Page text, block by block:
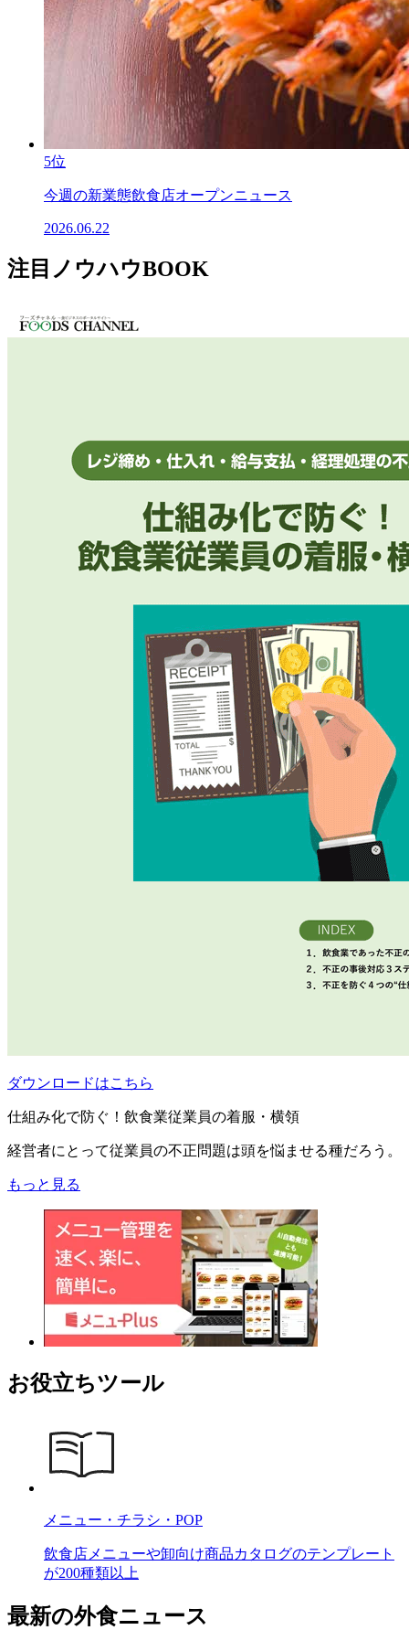
5位
今週の新業態飲食店オープンニュース
2026.06.22
注目ノウハウBOOK
ダウンロードはこちら
仕組み化で防ぐ！飲食業従業員の着服・横領
経営者にとって従業員の不正問題は頭を悩ませる種だろう。
もっと見る
お役立ちツール
メニュー・チラシ・POP
飲食店メニューや卸向け商品カタログのテンプレート
が200種類以上
最新の外食ニュース